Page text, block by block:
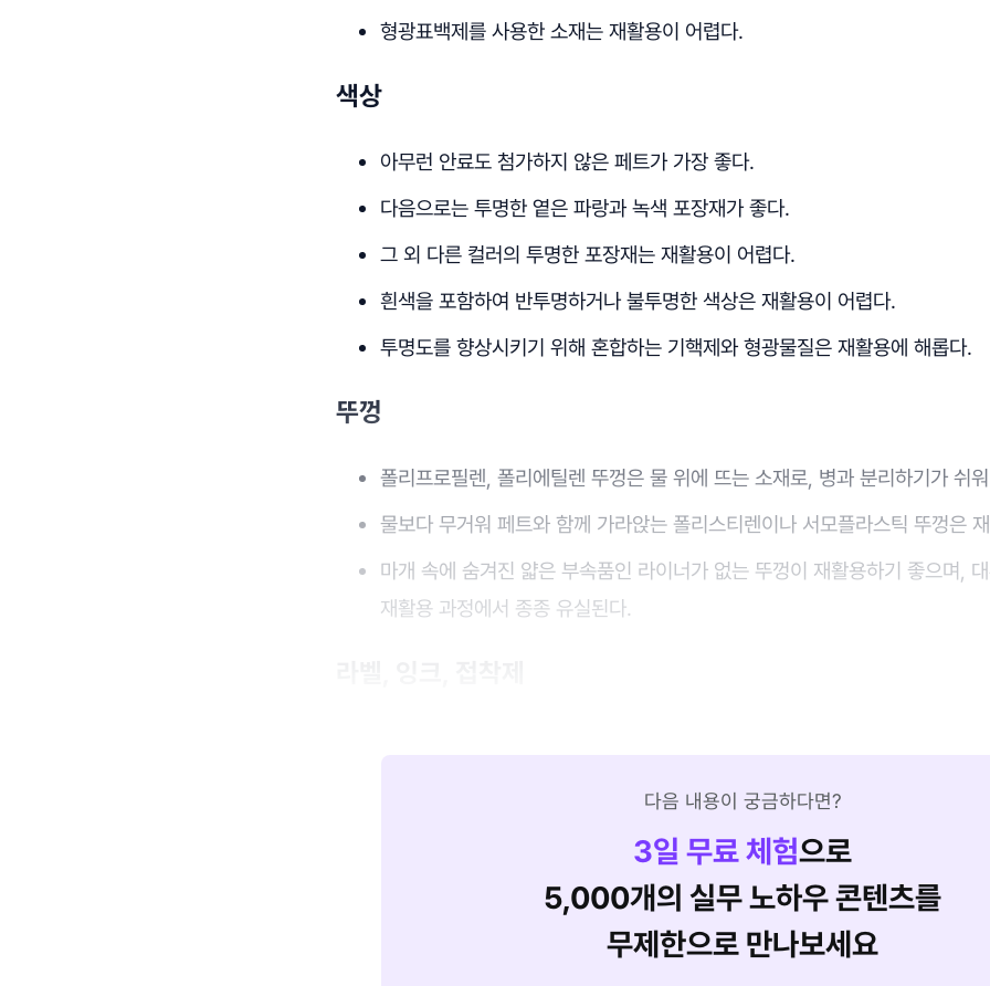
형광표백제를 사용한 소재는 재활용이 어렵다.
색상
아무런 안료도 첨가하지 않은 페트가 가장 좋다.
다음으로는 투명한 옅은 파랑과 녹색 포장재가 좋다.
그 외 다른 컬러의 투명한 포장재는 재활용이 어렵다.
흰색을 포함하여 반투명하거나 불투명한 색상은 재활용이 어렵다.
투명도를 향상시키기 위해 혼합하는 기핵제와 형광물질은 재활용에 해롭다.
뚜껑
폴리프로필렌, 폴리에틸렌 뚜껑은 물 위에 뜨는 소재로, 병과 분리하기가 쉬
물보다 무거워 페트와 함께 가라앉는 폴리스티렌이나 서모플라스틱 뚜껑은
마개 속에 숨겨진 얇은 부속품인 라이너가 없는 뚜껑이 재활용하기 좋으며,
재활용 과정에서 종종 유실된다.
다음 내용이 궁금하다면?
3일 무료 체험으로
5,000개의 실무 노하우 콘텐츠를
무제한으로 만나보세요